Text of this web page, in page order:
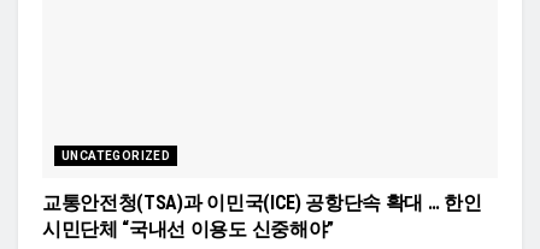
UNCATEGORIZED
교통안전청(TSA)과 이민국(ICE) 공항단속 확대 … 한인
시민단체 “국내선 이용도 신중해야”